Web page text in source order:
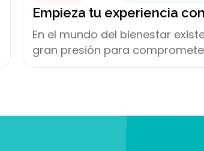
Empieza tu experiencia
En el mundo del bienestar
gran presión para